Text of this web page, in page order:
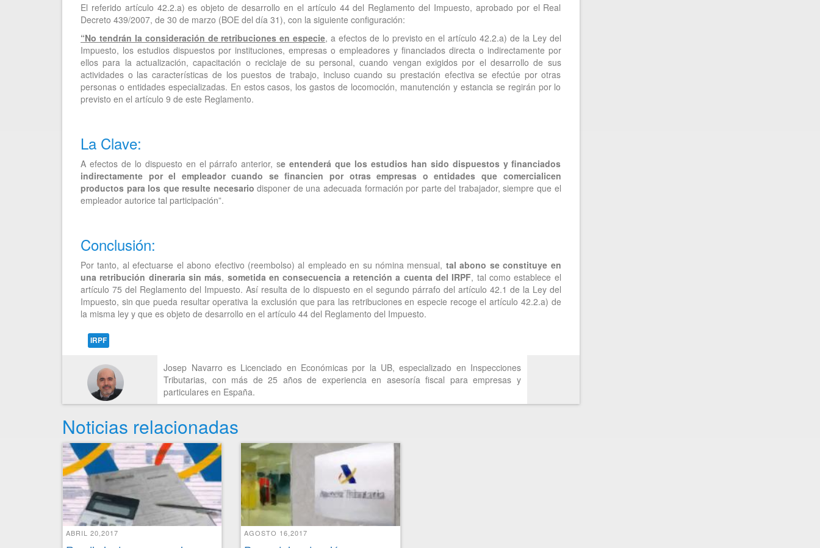
El referido artículo 42.2.a) es objeto de desarrollo en el artículo 44 del Reglamento del Impuesto, aprobado por el Real
Decreto 439/2007, de 30 de marzo (BOE del día 31), con la siguiente configuración:
“No tendrán la consideración de retribuciones en especie, a efectos de lo previsto en el artículo 42.2.a) de la Ley del
Impuesto, los estudios dispuestos por instituciones, empresas o empleadores y financiados directa o indirectamente por
ellos para la actualización, capacitación o reciclaje de su personal, cuando vengan exigidos por el desarrollo de sus
actividades o las características de los puestos de trabajo, incluso cuando su prestación efectiva se efectúe por otras
personas o entidades especializadas. En estos casos, los gastos de locomoción, manutención y estancia se regirán por lo
previsto en el artículo 9 de este Reglamento.
La Clave:
A efectos de lo dispuesto en el párrafo anterior, se entenderá que los estudios han sido dispuestos y financiados
indirectamente por el empleador cuando se financien por otras empresas o entidades que comercialicen
productos para los que resulte necesario disponer de una adecuada formación por parte del trabajador, siempre que el
empleador autorice tal participación”.
Conclusión:
Por tanto, al efectuarse el abono efectivo (reembolso) al empleado en su nómina mensual, tal abono se constituye en
una retribución dineraria sin más, sometida en consecuencia a retención a cuenta del IRPF, tal como establece el
artículo 75 del Reglamento del Impuesto. Así resulta de lo dispuesto en el segundo párrafo del artículo 42.1 de la Ley del
Impuesto, sin que pueda resultar operativa la exclusión que para las retribuciones en especie recoge el artículo 42.2.a) de
la misma ley y que es objeto de desarrollo en el artículo 44 del Reglamento del Impuesto.
IRPF
Josep Navarro es Licenciado en Económicas por la UB, especializado en Inspecciones
Tributarias, con más de 25 años de experiencia en asesoría fiscal para empresas y
particulares en España.
Noticias relacionadas
ABRIL 20,2017 AGOSTO 16,2017